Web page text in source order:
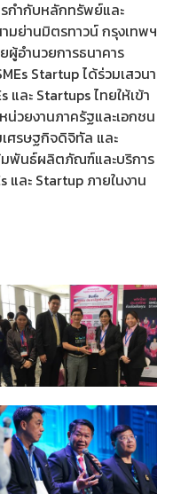
กำกับหลักทรัพย์และ
ย่านมิตรทาวน์ กรุงเทพฯ
ผู้อำนวยการธนาคาร
Startup ได้ร่วมเสวนา
ละ Startups ไทยให้เข้า
วยงานภาครัฐและเอกชน
ศรษฐกิจดิจิทัล และ
มพันธ์ผลิตภัณฑ์และบริการ
และ Startup ภายในงาน